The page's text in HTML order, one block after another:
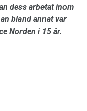
dess arbetat inom
bland annat var
Norden i 15 år.